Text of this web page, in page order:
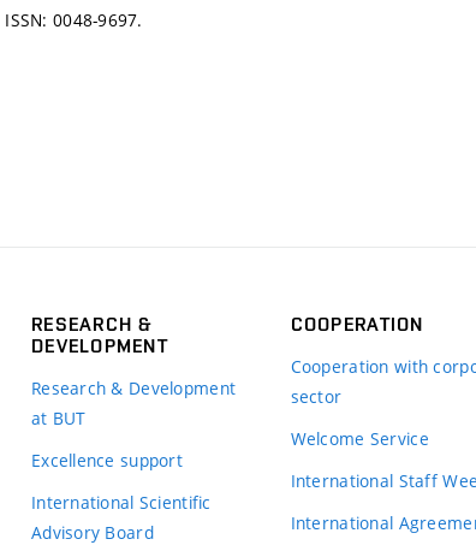
ISSN: 0048-9697.
RESEARCH &
DEVELOPMENT
Research & Development
at BUT
Excellence support
International Scientific
Advisory Board
COOPERATION
Cooperation with
sector
Welcome Service
International Staff
International